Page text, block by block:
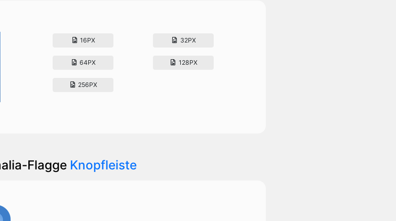
16PX 32PX
64PX 128PX
256PX
Flagge Knopfleiste